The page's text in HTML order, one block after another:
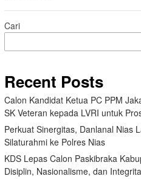
Cari
Recent Posts
Calon Kandidat Ketua PC PPM
SK Veteran kepada LVRI untuk
Perkuat Sinergitas, Danlanal Nias
Silaturahmi ke Polres Nias
KDS Lepas Calon Paskibraka
Disiplin, Nasionalisme, dan